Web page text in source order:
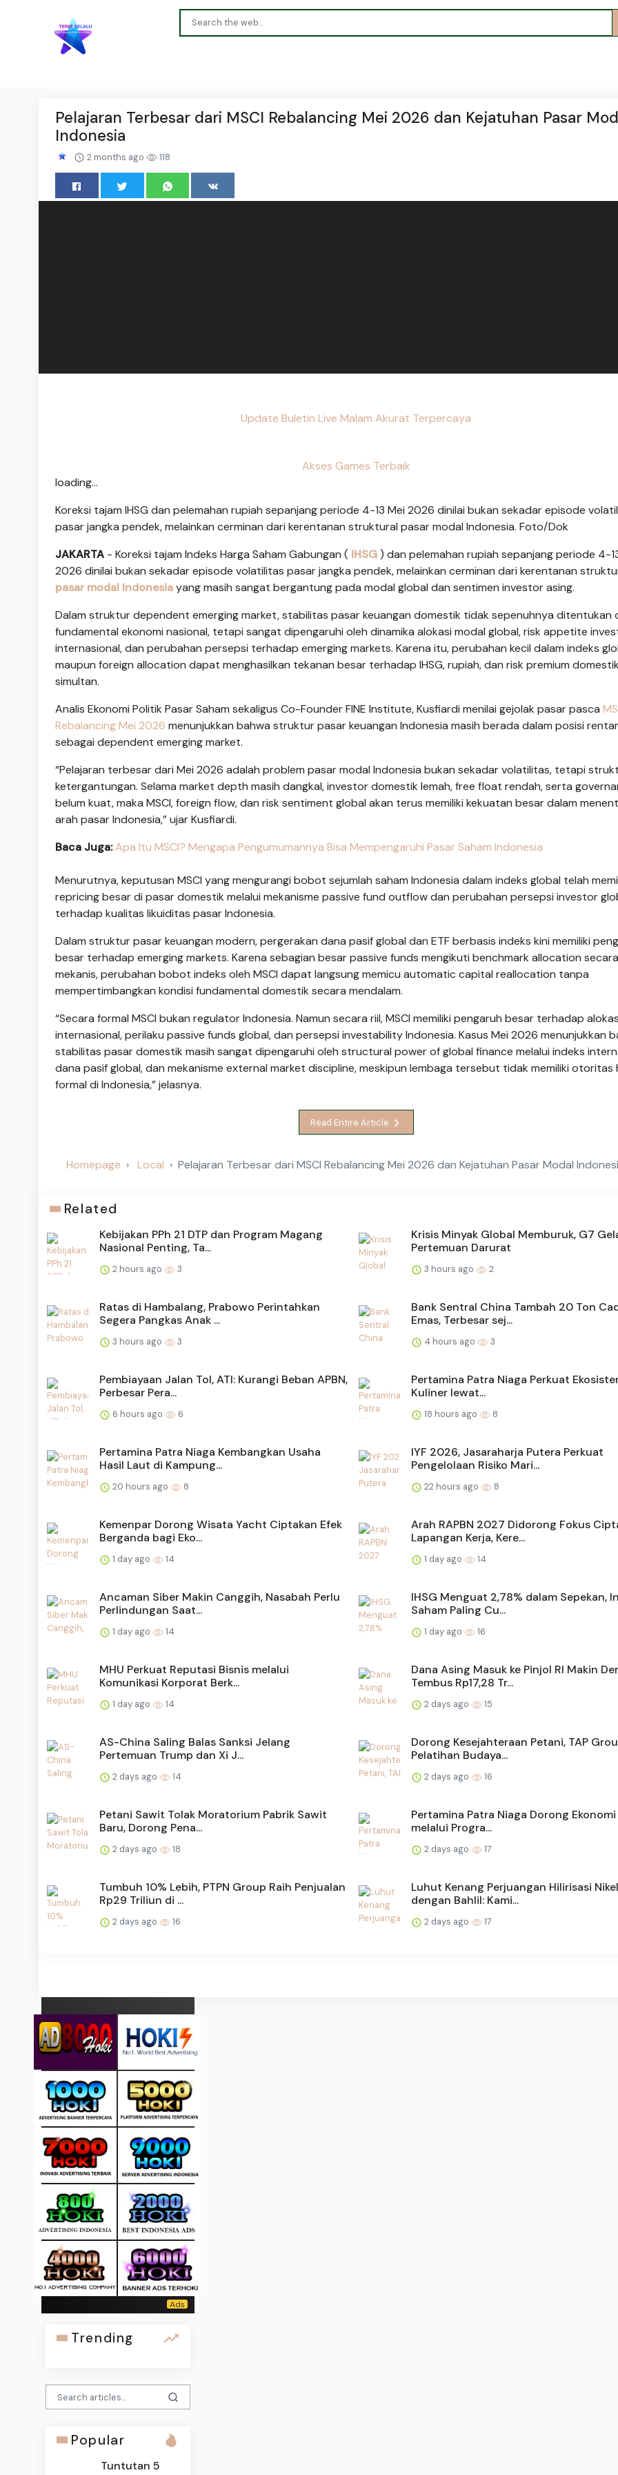
Pelajaran Terbesar dari MSCI Rebalancing Mei 2026 dan Kejatuhan Pasar
Indonesia
2 months ago 118
Update Buletin Live Malam Akurat Terpercaya
Akses Games Terbaik
loading...
Koreksi tajam IHSG dan pelemahan rupiah sepanjang periode 4-13 Mei 2026 dinilai bukan sekadar episode
pasar jangka pendek, melainkan cerminan dari kerentanan struktural pasar modal Indonesia. Foto/Dok
JAKARTA - Koreksi tajam Indeks Harga Saham Gabungan ( IHSG) dan pelemahan rupiah sepanjang periode 4-
2026 dinilai bukan sekadar episode volatilitas pasar jangka pendek, melainkan cerminan dari kerentanan
pasar modal Indonesiayang masih sangat bergantung pada modal global dan sentimen investor asing.
Dalam struktur dependent emerging market, stabilitas pasar keuangan domestik tidak sepenuhnya ditentukan
fundamental ekonomi nasional, tetapi sangat dipengaruhi oleh dinamika alokasi modal global, risk appetite
internasional, dan perubahan persepsi terhadap emerging markets. Karena itu, perubahan kecil dalam indeks
maupun foreign allocation dapat menghasilkan tekanan besar terhadap IHSG, rupiah, dan risk premium
simultan.
Analis Ekonomi Politik Pasar Saham sekaligus Co-Founder FINE Institute, Kusfiardi menilai gejolak pasar pasca
Rebalancing Mei 2026 menunjukkan bahwa struktur pasar keuangan Indonesia masih berada dalam posisi
sebagai dependent emerging market.
“Pelajaran terbesar dari Mei 2026 adalah problem pasar modal Indonesia bukan sekadar volatilitas, tetapi
ketergantungan. Selama market depth masih dangkal, investor domestik lemah, free float rendah, serta
belum kuat, maka MSCI, foreign flow, dan risk sentiment global akan terus memiliki kekuatan besar dalam
arah pasar Indonesia,” ujar Kusfiardi.
Baca Juga:Apa Itu MSCI? Mengapa Pengumumannya Bisa Mempengaruhi Pasar Saham Indonesia
Menurutnya, keputusan MSCI yang mengurangi bobot sejumlah saham Indonesia dalam indeks global telah
repricing besar di pasar domestik melalui mekanisme passive fund outflow dan perubahan persepsi investor
terhadap kualitas likuiditas pasar Indonesia.
Dalam struktur pasar keuangan modern, pergerakan dana pasif global dan ETF berbasis indeks kini memiliki
besar terhadap emerging markets. Karena sebagian besar passive funds mengikuti benchmark allocation secara
mekanis, perubahan bobot indeks oleh MSCI dapat langsung memicu automatic capital reallocation tanpa
mempertimbangkan kondisi fundamental domestik secara mendalam.
“Secara formal MSCI bukan regulator Indonesia. Namun secara riil, MSCI memiliki pengaruh besar terhadap
internasional, perilaku passive funds global, dan persepsi investability Indonesia. Kasus Mei 2026 menunjukkan
stabilitas pasar domestik masih sangat dipengaruhi oleh structural power of global finance melalui indeks
dana pasif global, dan mekanisme external market discipline, meskipun lembaga tersebut tidak memiliki otoritas
formal di Indonesia,” jelasnya.
Read Entire Article
Homepage Local Pelajaran Terbesar dari MSCI Rebalancing Mei 2026 dan Kejatuhan Pasar Modal
Related
Kebijakan PPh 21 DTP dan Program Magang
Nasional Penting, Ta...
2 hours ago 3
Krisis Minyak Global Memburuk, G7
Pertemuan Darurat
3 hours ago 2
Ratas di Hambalang, Prabowo Perintahkan
Segera Pangkas Anak ...
3 hours ago 3
Bank Sentral China Tambah 20 Ton
Emas, Terbesar sej...
4 hours ago 3
Pembiayaan Jalan Tol, ATI: Kurangi Beban APBN,
Perbesar Pera...
6 hours ago 6
Pertamina Patra Niaga Perkuat
Kuliner lewat...
18 hours ago 8
Pertamina Patra Niaga Kembangkan Usaha
Hasil Laut di Kampung...
20 hours ago 8
IYF 2026, Jasaraharja Putera Perkuat
Pengelolaan Risiko Mari...
22 hours ago 8
Kemenpar Dorong Wisata Yacht Ciptakan Efek
Berganda bagi Eko...
1 day ago 14
Arah RAPBN 2027 Didorong Fokus
Lapangan Kerja, Kere...
1 day ago 14
Ancaman Siber Makin Canggih, Nasabah Perlu
Perlindungan Saat...
1 day ago 14
IHSG Menguat 2,78% dalam Sepekan,
Saham Paling Cu...
1 day ago 16
MHU Perkuat Reputasi Bisnis melalui
Komunikasi Korporat Berk...
1 day ago 14
Dana Asing Masuk ke Pinjol RI Makin
Tembus Rp17,28 Tr...
2 days ago 15
AS-China Saling Balas Sanksi Jelang
Pertemuan Trump dan Xi J...
2 days ago 14
Dorong Kesejahteraan Petani, TAP
Pelatihan Budaya...
2 days ago 16
Petani Sawit Tolak Moratorium Pabrik Sawit
Baru, Dorong Pena...
2 days ago 18
Pertamina Patra Niaga Dorong
melalui Progra...
2 days ago 17
Tumbuh 10% Lebih, PTPN Group Raih Penjualan
Rp29 Triliun di ...
2 days ago 16
Luhut Kenang Perjuangan Hilirisasi Nikel
dengan Bahlil: Kami...
2 days ago 17
Trending
Popular
Tuntutan 5